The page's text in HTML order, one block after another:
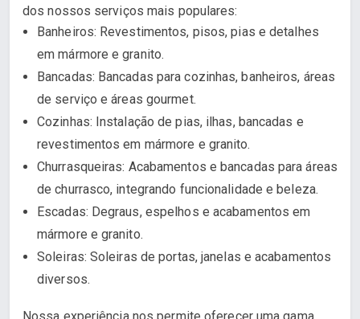
dos nossos serviços mais populares:
Banheiros: Revestimentos, pisos, pias e detalhes
em mármore e granito.
Bancadas: Bancadas para cozinhas, banheiros, áreas
de serviço e áreas gourmet.
Cozinhas: Instalação de pias, ilhas, bancadas e
revestimentos em mármore e granito.
Churrasqueiras: Acabamentos e bancadas para áreas
de churrasco, integrando funcionalidade e beleza.
Escadas: Degraus, espelhos e acabamentos em
mármore e granito.
Soleiras: Soleiras de portas, janelas e acabamentos
diversos.